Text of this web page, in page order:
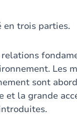
en trois parties.
Les
sont
la grande